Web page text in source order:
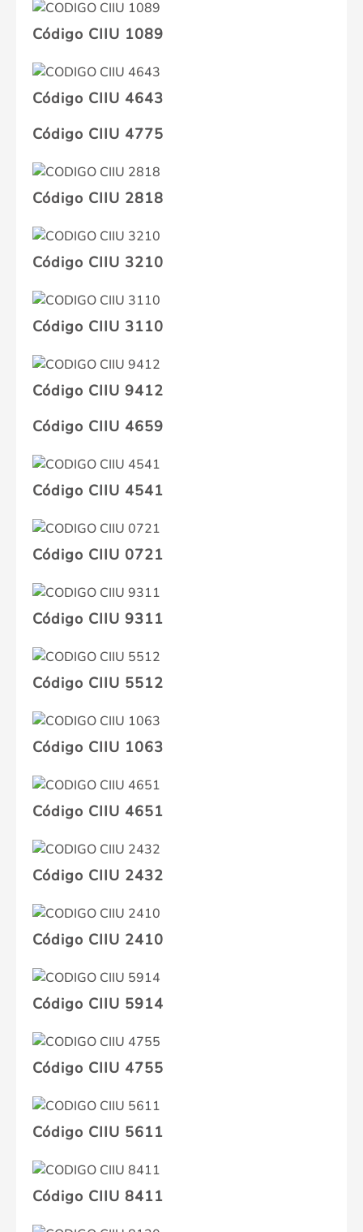
Código CIIU 1089
Código CIIU 4643
Código CIIU 4775
Código CIIU 2818
Código CIIU 3210
Código CIIU 3110
Código CIIU 9412
Código CIIU 4659
Código CIIU 4541
Código CIIU 0721
Código CIIU 9311
Código CIIU 5512
Código CIIU 1063
Código CIIU 4651
Código CIIU 2432
Código CIIU 2410
Código CIIU 5914
Código CIIU 4755
Código CIIU 5611
Código CIIU 8411